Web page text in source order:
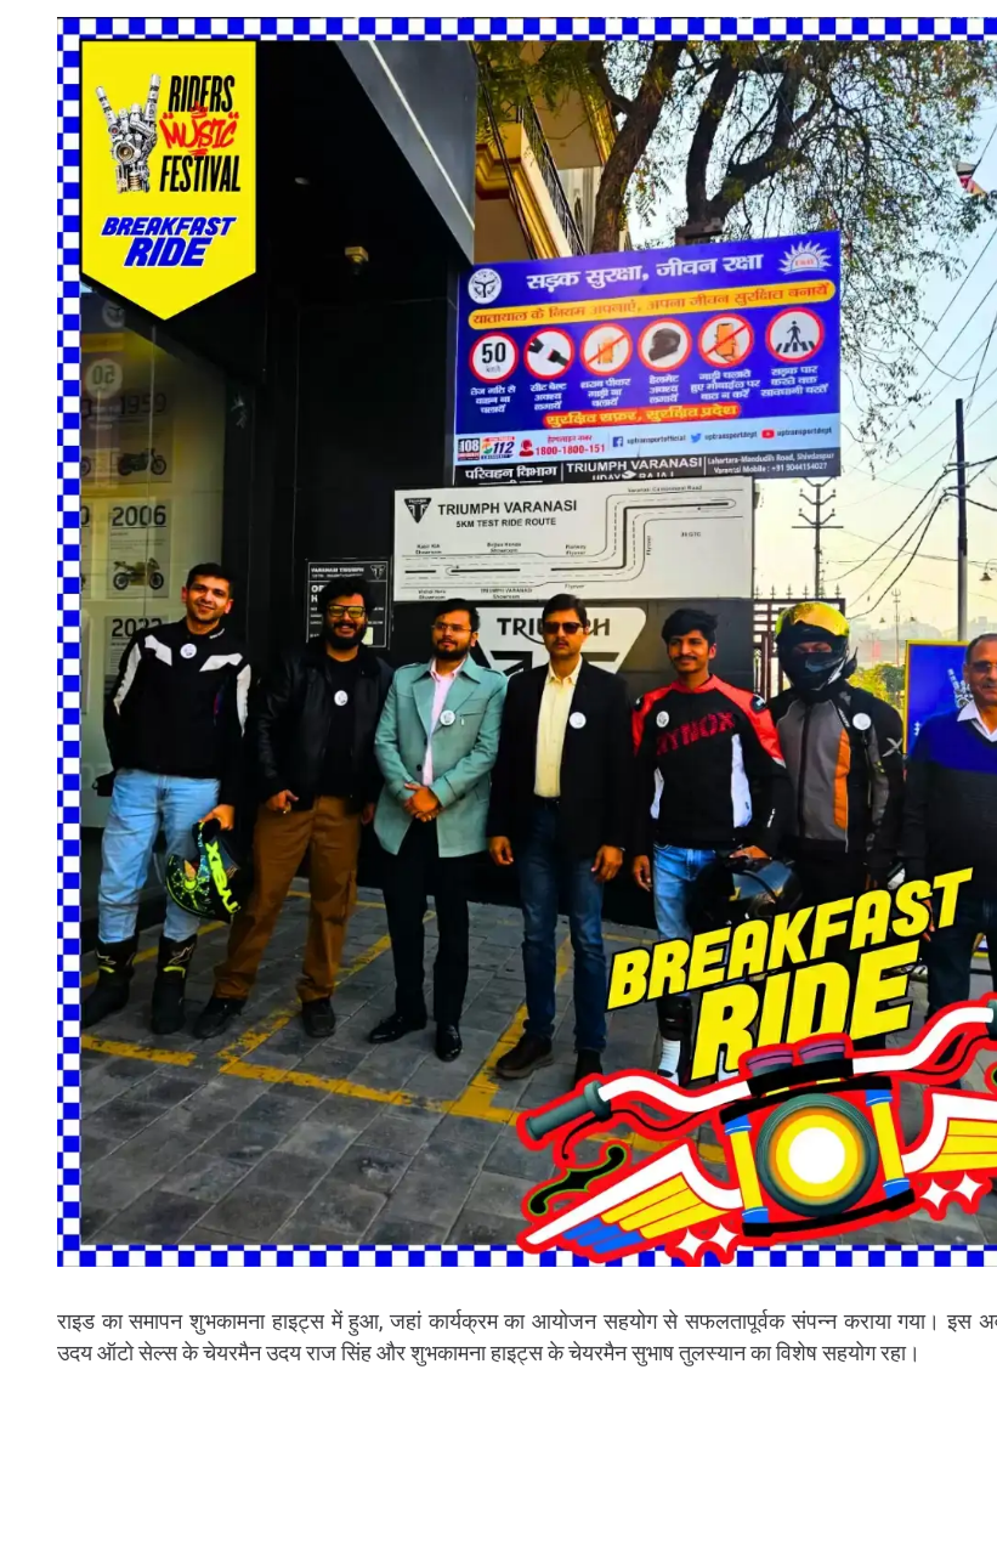
राइड का समापन शुभकामना हाइट्स में हुआ, जहां कार्यक्रम का आयोजन सहयोग से सफलतापूर्वक संपन्न कराया गया। इस
उदय ऑटो सेल्स के चेयरमैन उदय राज सिंह और शुभकामना हाइट्स के चेयरमैन सुभाष तुलस्यान का विशेष सहयोग रहा।